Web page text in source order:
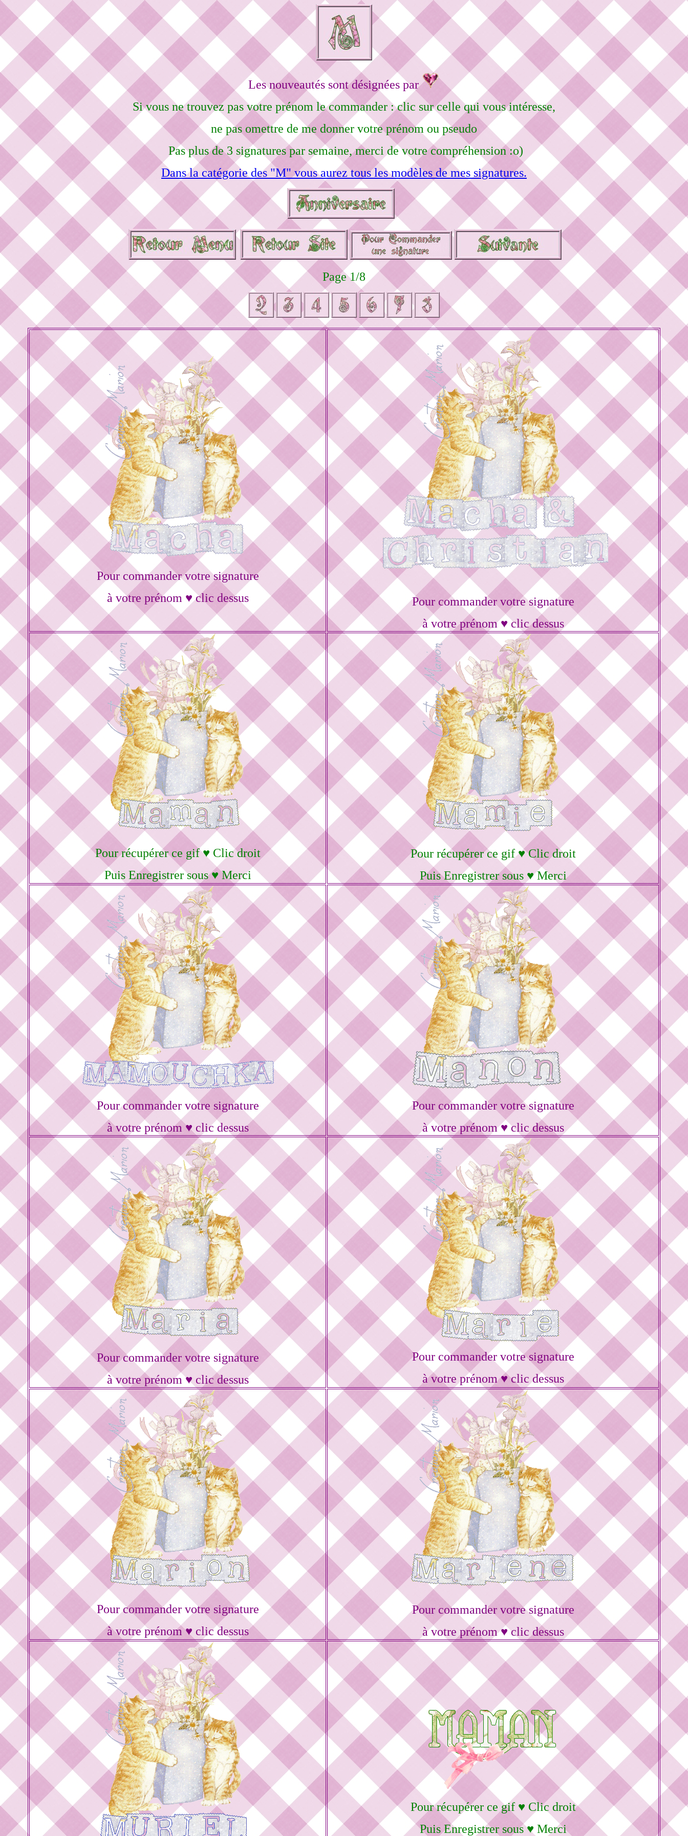
Les nouveautés sont désignées par
Si vous ne trouvez pas votre prénom le commander : clic sur celle qui vous intéresse,
ne pas omettre de me donner votre prénom ou pseudo
Pas plus de 3 signatures par semaine, merci de votre compréhension :o)
Dans la catégorie des "M" vous aurez tous les modèles de mes signatures.
Page 1/8
Pour commander votre signature
à votre prénom ♥ clic dessus
Pour commander votre signature
à votre prénom ♥ clic dessus
Pour récupérer ce gif ♥ Clic droit
Puis Enregistrer sous ♥ Merci
Pour récupérer ce gif ♥ Clic droit
Puis Enregistrer sous ♥ Merci
Pour commander votre signature
à votre prénom ♥ clic dessus
Pour commander votre signature
à votre prénom ♥ clic dessus
Pour commander votre signature
à votre prénom ♥ clic dessus
Pour commander votre signature
à votre prénom ♥ clic dessus
Pour commander votre signature
à votre prénom ♥ clic dessus
Pour commander votre signature
à votre prénom ♥ clic dessus
Pour récupérer ce gif ♥ Clic droit
Puis Enregistrer sous ♥ Merci